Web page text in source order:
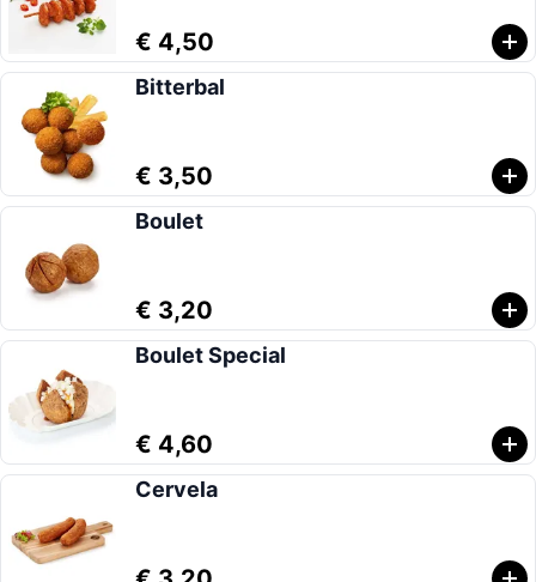
€ 4,50
Bitterbal
€ 3,50
Boulet
€ 3,20
Boulet Special
€ 4,60
Cervela